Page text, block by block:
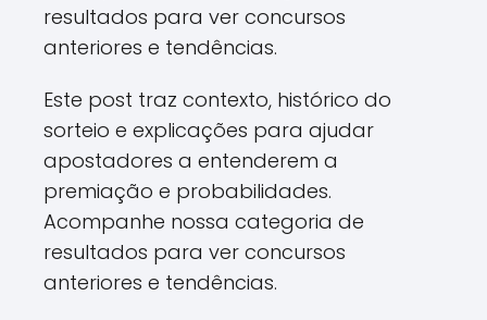
resultados para ver concursos
anteriores e tendências.
Este post traz contexto, histórico do
sorteio e explicações para ajudar
apostadores a entenderem a
premiação e probabilidades.
Acompanhe nossa categoria de
resultados para ver concursos
anteriores e tendências.